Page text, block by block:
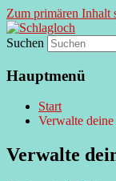
Zum primären Inhalt
Suchen
Hauptmenü
Start
Verwalte
Verwalte